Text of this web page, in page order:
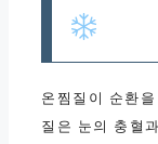
온찜질이 순환
질은 눈의 충혈